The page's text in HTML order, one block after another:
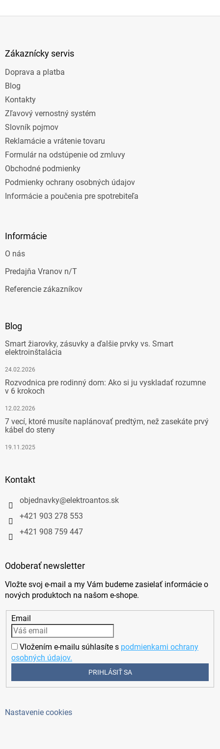
Zákaznícky servis
Doprava a platba
Blog
Kontakty
Zľavový vernostný systém
Slovník pojmov
Reklamácie a vrátenie tovaru
Formulár na odstúpenie od zmluvy
Obchodné podmienky
Podmienky ochrany osobných údajov
Informácie a poučenia pre spotrebiteľa
Informácie
O nás
Predajňa Vranov n/T
Referencie zákazníkov
Blog
Smart žiarovky, zásuvky a ďalšie prvky vs. Smart
elektroinštalácia
24.02.2026
Rozvodnica pre rodinný dom: Ako si ju vyskladať rozumne
v 6 krokoch
12.02.2026
7 vecí, ktoré musíte naplánovať predtým, než zasekáte prvý
kábel do steny
19.11.2025
Kontakt
objednavky@elektroantos.sk
+421 903 278 553
+421 908 759 447
Odoberať newsletter
Vložte svoj e-mail a my Vám budeme zasielať informácie o
nových produktoch na našom e-shope.
Email
Vložením e-mailu súhlasíte s podmienkami ochrany
osobných údajov.
PRIHLÁSIŤ SA
Nastavenie cookies